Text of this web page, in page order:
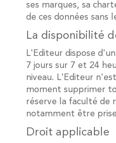
ses marques, sa
de ces données
La disponibilité
L'Editeur dispose
7 jours sur 7 et 24
niveau. L'Editeur
moment supprimer
réserve la faculté de
notamment être
Droit applicable